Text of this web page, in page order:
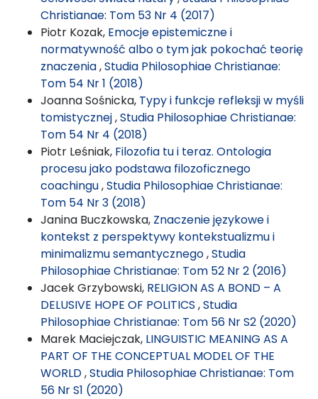
Christianae: Tom 53 Nr 4 (2017)
Piotr Kozak, Emocje epistemiczne i
normatywność albo o tym jak pokochać teorię
znaczenia,Studia Philosophiae Christianae:
Tom 54 Nr 1 (2018)
Joanna Sośnicka, Typy i funkcje refleksji w myśli
tomistycznej,Studia Philosophiae Christianae:
Tom 54 Nr 4 (2018)
Piotr Leśniak, Filozofia tu i teraz. Ontologia
procesu jako podstawa filozoficznego
coachingu,Studia Philosophiae Christianae:
Tom 54 Nr 3 (2018)
Janina Buczkowska, Znaczenie językowe i
kontekst z perspektywy kontekstualizmu i
minimalizmu semantycznego,Studia
Philosophiae Christianae: Tom 52 Nr 2 (2016)
Jacek Grzybowski, RELIGION AS A BOND – A
DELUSIVE HOPE OF POLITICS ,Studia
Philosophiae Christianae: Tom 56 Nr S2 (2020)
Marek Maciejczak, LINGUISTIC MEANING AS A
PART OF THE CONCEPTUAL MODEL OF THE
WORLD,Studia Philosophiae Christianae: Tom
56 Nr S1 (2020)